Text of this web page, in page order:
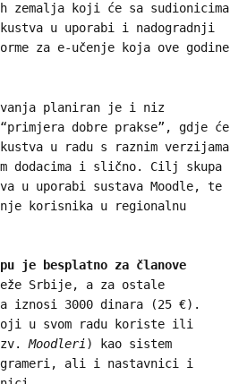
zemalja koji će sa sudionicima
u uporabi i nadogradnji
za e-učenje koja ove godine
planiran je i niz
dobre prakse”, gdje će
u radu s raznim verzijama
dodacima i slično. Cilj skupa
u uporabi sustava Moodle, te
korisnika u regionalnu
je besplatno za članove
Srbije, a za ostale
iznosi 3000 dinara (25 €).
u svom radu koriste ili
Moodleri) kao sistem
ali i nastavnici i